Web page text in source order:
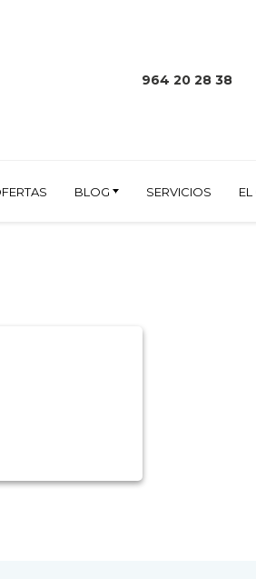
964 20 28 38
BLOG SERVICIOS EL